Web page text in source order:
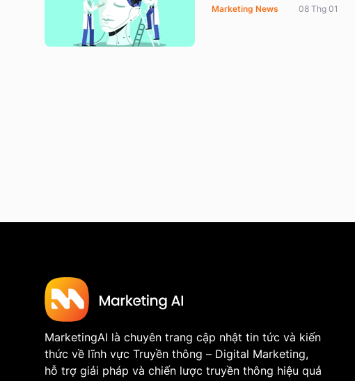
Marketing News 08 Thg 01
MarketingAI là chuyên trang cập nhật tin tức và kiến
thức về lĩnh vực Truyền thông – Digital Marketing,
hỗ trợ giải pháp và chiến lược truyền thông hiệu quả